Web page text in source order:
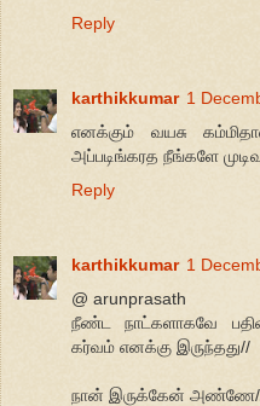
Reply
karthikkumar 1
எனக்கும் வயசு
அப்படிங்கரத நீங்களே
Reply
karthikkumar 1
@ arunprasath
நீண்ட நாட்களாகவே
கர்வம் எனக்கு இருந்தது//
நான் இருக்கேன்